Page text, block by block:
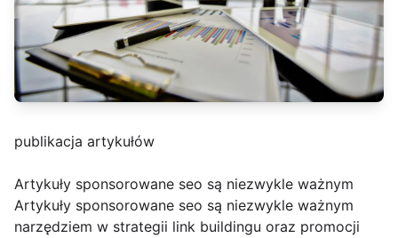
publikacja artykułów
Artykuły sponsorowane seo są niezwykle ważnym
Artykuły sponsorowane seo są niezwykle ważnym
narzędziem w strategii link buildingu oraz promocji